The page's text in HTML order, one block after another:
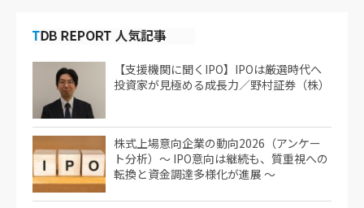
【支援機関に聞くIPO】IPOは厳選時代へ
投資家が見極める成長力／野村証券（株）
株式上場意向企業の動向2026（アンケー
ト分析）～ IPO意向は継続も、質重視への
転換と資金調達多様化が進展 ～